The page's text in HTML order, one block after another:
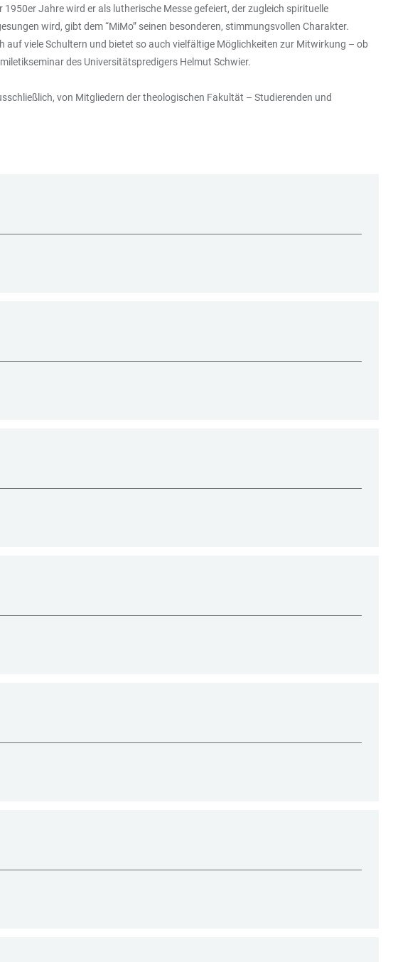
Jahre wird er als lutherische Messe gefeiert, der zugleich spirituelle
wird, gibt dem “MiMo” seinen besonderen, stimmungsvollen Charakter.
viele Schultern und bietet so auch vielfältige Möglichkeiten zur Mitwirkung – ob
des Universitätspredigers Helmut Schwier.
von Mitgliedern der theologischen Fakultät – Studierenden und